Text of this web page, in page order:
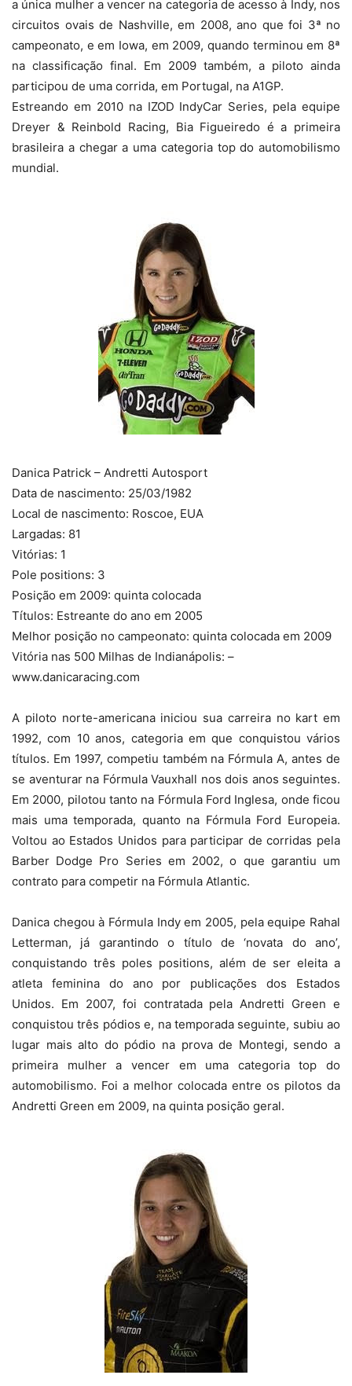
a única mulher a vencer na categoria de acesso à Indy, nos
circuitos ovais de Nashville, em 2008, ano que foi 3ª no
campeonato, e em Iowa, em 2009, quando terminou em 8ª
na classificação final. Em 2009 também, a piloto ainda
participou de uma corrida, em Portugal, na A1GP.
Estreando em 2010 na IZOD IndyCar Series, pela equipe
Dreyer & Reinbold Racing, Bia Figueiredo é a primeira
brasileira a chegar a uma categoria top do automobilismo
mundial.
Danica Patrick – Andretti Autosport
Data de nascimento: 25/03/1982
Local de nascimento: Roscoe, EUA
Largadas: 81
Vitórias: 1
Pole positions: 3
Posição em 2009: quinta colocada
Títulos: Estreante do ano em 2005
Melhor posição no campeonato: quinta colocada em 2009
Vitória nas 500 Milhas de Indianápolis: –
www.danicaracing.com
A piloto norte-americana iniciou sua carreira no kart em
1992, com 10 anos, categoria em que conquistou vários
títulos. Em 1997, competiu também na Fórmula A, antes de
se aventurar na Fórmula Vauxhall nos dois anos seguintes.
Em 2000, pilotou tanto na Fórmula Ford Inglesa, onde ficou
mais uma temporada, quanto na Fórmula Ford Europeia.
Voltou ao Estados Unidos para participar de corridas pela
Barber Dodge Pro Series em 2002, o que garantiu um
contrato para competir na Fórmula Atlantic.
Danica chegou à Fórmula Indy em 2005, pela equipe Rahal
Letterman, já garantindo o título de ‘novata do ano’,
conquistando três poles positions, além de ser eleita a
atleta feminina do ano por publicações dos Estados
Unidos. Em 2007, foi contratada pela Andretti Green e
conquistou três pódios e, na temporada seguinte, subiu ao
lugar mais alto do pódio na prova de Montegi, sendo a
primeira mulher a vencer em uma categoria top do
automobilismo. Foi a melhor colocada entre os pilotos da
Andretti Green em 2009, na quinta posição geral.